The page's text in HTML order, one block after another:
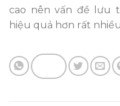
cao nên vấn đề lưu
hiệu quả hơn rất